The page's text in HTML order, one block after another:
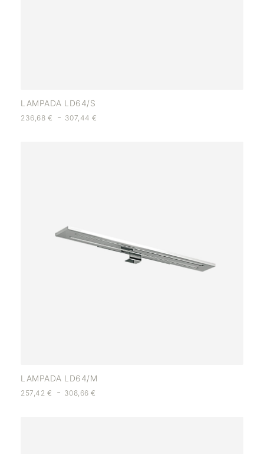
LAMPADA LD64/S
236,68 € - 307,44€
LAMPADA LD64/M
257,42 € - 308,66€